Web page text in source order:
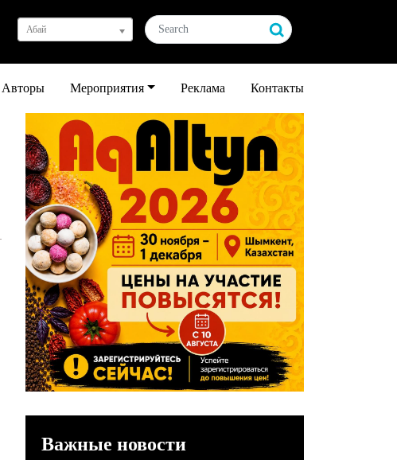
Абай
Авторы Мероприятия Реклама Контакты
Важные новости